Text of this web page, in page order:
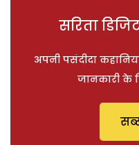
सरिता
अपनी पसंदीदा
जानकारी के